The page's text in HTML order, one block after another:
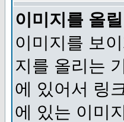
이미지를 올
이미지를 보
지를 올리는
에 있어서 링
에 있는 이미